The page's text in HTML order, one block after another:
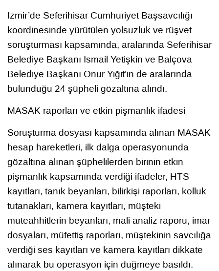
İzmir’de Seferihisar Cumhuriyet Başsavcılığı
koordinesinde yürütülen yolsuzluk ve rüşvet
soruşturması kapsamında, aralarında Seferihisar
Belediye Başkanı İsmail Yetişkin ve Balçova
Belediye Başkanı Onur Yiğit’in de aralarında
bulunduğu 24 şüpheli gözaltına alındı.
MASAK raporları ve etkin pişmanlık ifadesi
Soruşturma dosyası kapsamında alınan MASAK
hesap hareketleri, ilk dalga operasyonunda
gözaltına alınan şüphelilerden birinin etkin
pişmanlık kapsamında verdiği ifadeler, HTS
kayıtları, tanık beyanları, bilirkişi raporları, kolluk
tutanakları, kamera kayıtları, müşteki
müteahhitlerin beyanları, mali analiz raporu, imar
dosyaları, müfettiş raporları, müştekinin savcılığa
verdiği ses kayıtları ve kamera kayıtları dikkate
alınarak bu operasyon için düğmeye basıldı.